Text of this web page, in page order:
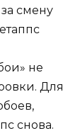
смену
не
Для
снова.